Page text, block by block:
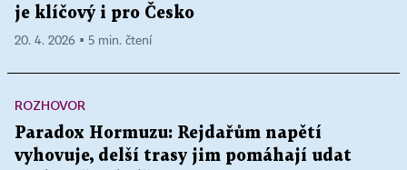
je klíčový i pro Česko
20. 4. 2026 ▪ 5 min. čtení
ROZHOVOR
Paradox Hormuzu: Rejdařům napětí
vyhovuje, delší trasy jim pomáhají udat